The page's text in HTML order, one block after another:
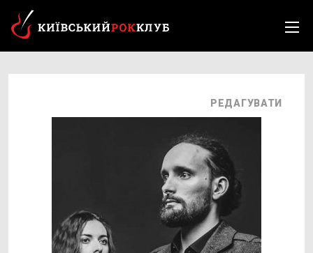
РЕДАГУВАТИ